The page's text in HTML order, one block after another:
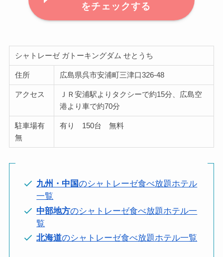
をチェックする
シャトレーゼ ガトーキングダム せとうち
住所 広島県呉市安浦町三津口326-48
アクセス
ＪＲ安浦駅よりタクシーで約15分、広島空
港より車で約70分
駐車場有
無
有り 150台 無料
九州・中国のシャトレーゼ食べ放題ホテル
一覧
中部地方のシャトレーゼ食べ放題ホテル一
覧
北海道のシャトレーゼ食べ放題ホテル一覧